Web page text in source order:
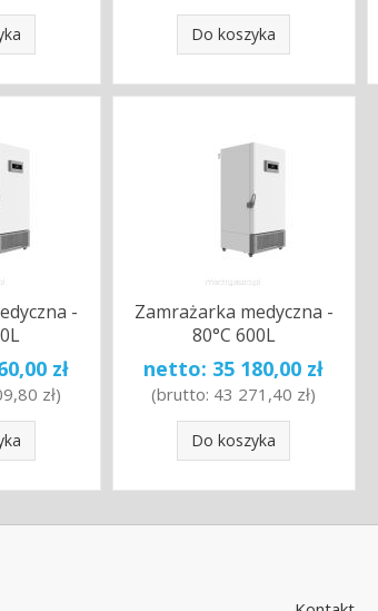
Do koszyka
-
zł
zł)
Zamrażarka medyczna -
80°C 600L
netto: 35 180,00 zł
(brutto: 43 271,40 zł)
Do koszyka